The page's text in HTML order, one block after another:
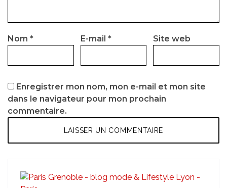
Nom * E-mail * Site web
Enregistrer mon nom, mon e-mail et mon site
dans le navigateur pour mon prochain
commentaire.